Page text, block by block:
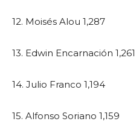
12. Moisés Alou 1,287
13. Edwin Encarnación 1,261
14. Julio Franco 1,194
15. Alfonso Soriano 1,159